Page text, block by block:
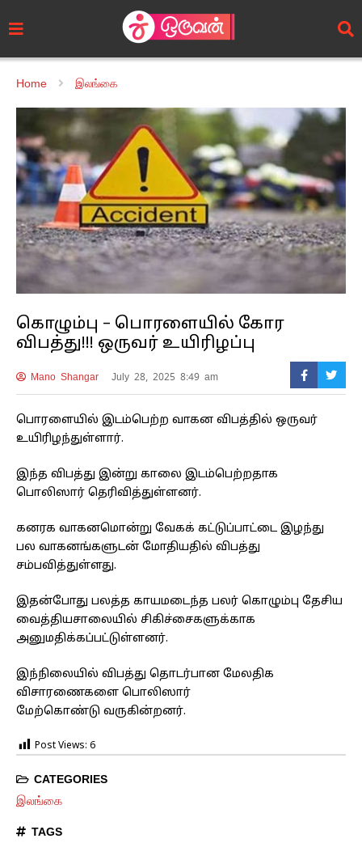
Home இலங்கை
கொழும்பு – பொரளையில் கோர
விபத்து!!! ஒருவர் உயிரிழப்பு
Mano Shangar July 28, 2025 8:49 am
பொரளையில் இடம்பெற்ற வாகன விபத்தில் ஒருவர்
உயிரிழந்துள்ளார்.
இந்த விபத்து இன்று காலை இடம்பெற்றதாக
பொலிஸார் தெரிவித்துள்ளனர்.
கனரக வாகனமொன்று வேகக் கட்டுப்பாட்டை இழந்து
பல வாகனங்களுடன் மோதியதில் விபத்து
சம்பவித்துள்ளது.
இதன்போது பலத்த காயமடைந்த பலர் கொழும்பு தேசிய
வைத்தியசாலையில் சிகிச்சைகளுக்காக
அனுமதிக்கப்பட்டுள்ளனர்.
இந்நிலையில் விபத்து தொடர்பான மேலதிக
விசாரணைகளை பொலிஸார்
மேற்கொண்டு வருகின்றனர்.
Post Views: 6
CATEGORIES
இலங்கை
TAGS